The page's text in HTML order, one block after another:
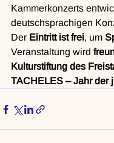
Kammerkonzerts
deutschsprachigen
Der Eintritt ist frei, um
Veranstaltung wird
Kulturstiftung des
TACHELES – Jahr der